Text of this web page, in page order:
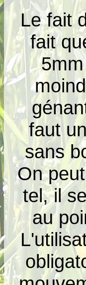
Le fait
fait
faut
sans
On
tel, il
au